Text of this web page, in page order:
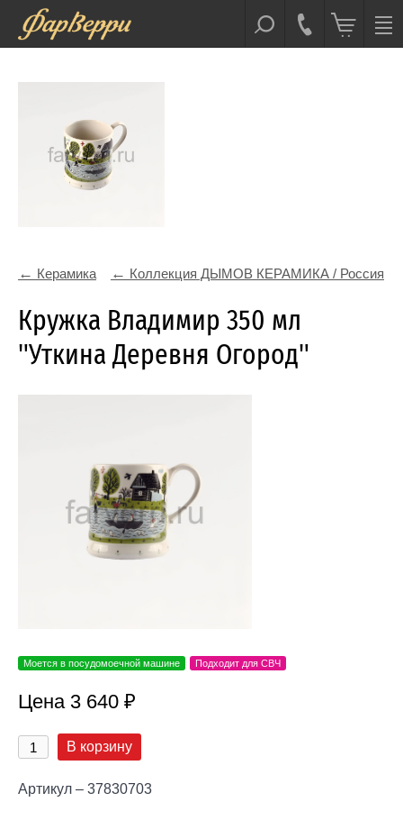
Керамика Коллекция ДЫМОВ КЕРАМИКА / Россия
Кружка Владимир 350 мл
"Уткина Деревня Огород"
Моется в посудомоечной машине Подходит для СВЧ
Цена 3 640 ₽
В корзину
Артикул – 37830703